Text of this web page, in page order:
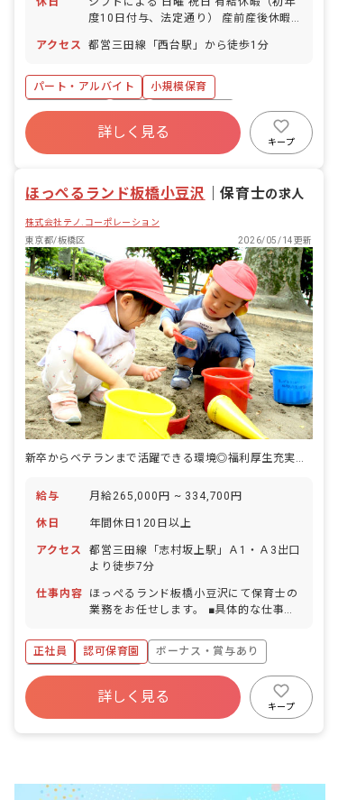
度10日付与、法定通り） 産前産後休暇
アクセス
都営三田線「西台駅」から徒歩1分
パート・アルバイト
小規模保育
社会保険完備
有給
産休育休制度
社会福祉法人
乳児保育のみ
正社員登用
詳しく見る
キープ
ほっぺるランド板橋小豆沢 ｜保育士の求人
株式会社テノ.コーポレーション
東京都/板橋区
2026/05/14更新
給与 月給265,000円 ~ 334,700円
休日 年間休日120日以上
アクセス
都営三田線「志村坂上駅」Ａ1・Ａ3出口
より徒歩7分
仕事内容
ほっぺるランド板橋小豆沢にて保育士の
業務をお任せします。 ■具体的な仕事内
帳、お知らせなどの記入（2025年に保
育・教育施設向けの業務支援ツール導
入） ・異年齢活動 ・運動や遊び、製作
活動のサポート ・午睡チェック ・保護
者対応 ・お楽しみ会、節分、ハロウィ
ン、クリスマス会などイベントの計画、
正社員 認可保育園
ボーナス・賞与あり
年間休日120日以上
寮・住宅・家賃補助あり
社会保険完備
詳しく見る
キープ